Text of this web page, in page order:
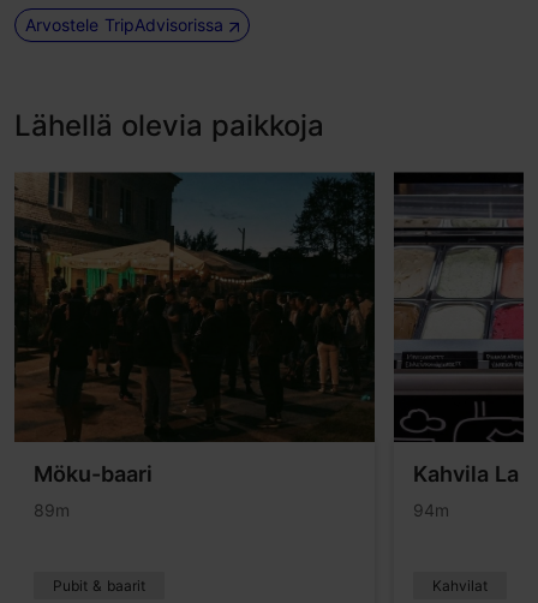
Arvostele TripAdvisorissa
Lähellä olevia paikkoja
Möku-baari
89m
Pubit & baarit
Kahvila La
94m
Kahvilat